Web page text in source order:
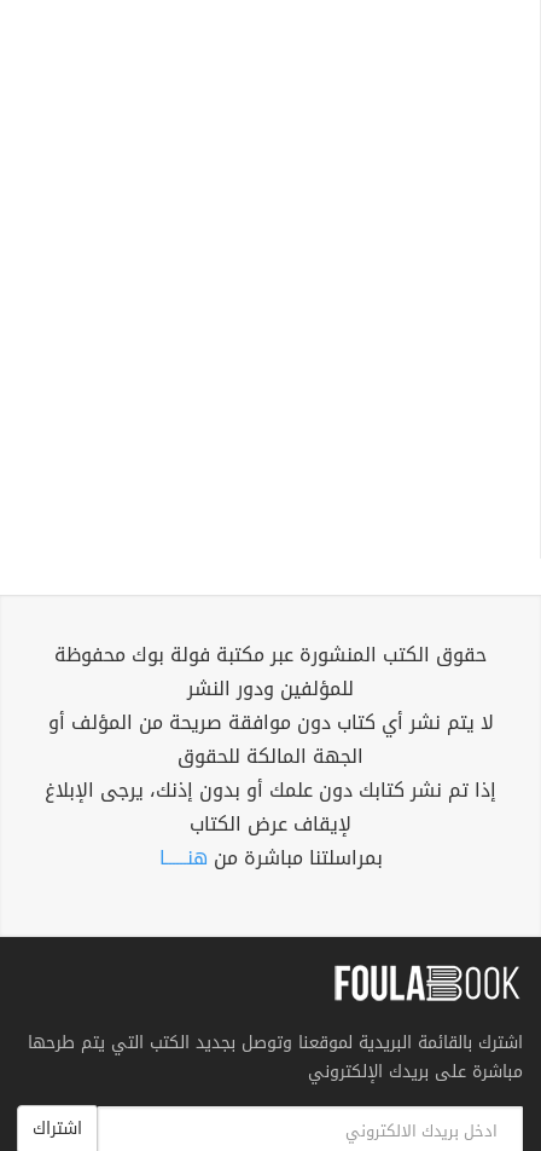
حقوق الكتب المنشورة عبر مكتبة فولة بوك محفوظة
للمؤلفين ودور النشر
لا يتم نشر أي كتاب دون موافقة صريحة من المؤلف أو
الجهة المالكة للحقوق
إذا تم نشر كتابك دون علمك أو بدون إذنك، يرجى الإبلاغ
لإيقاف عرض الكتاب
بمراسلتنا مباشرة من هنــــــا
اشترك بالقائمة البريدية لموقعنا وتوصل بجديد الكتب التي يتم طرحها
مباشرة على بريدك الإلكتروني
اشتراك